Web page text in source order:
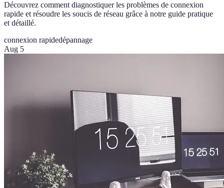
Découvrez comment diagnostiquer les problèmes de connexion
rapide et résoudre les soucis de réseau grâce à notre guide pratique
et détaillé.
connexion rapidedépannage
Aug 5